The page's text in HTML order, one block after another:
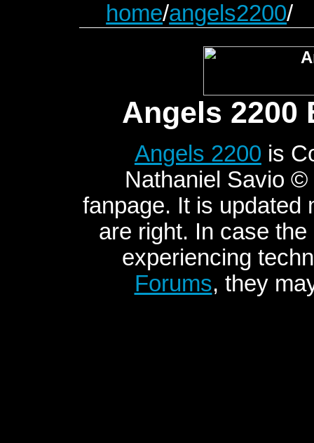
home/angels2200/
Angels 2200
Angels 2200 is
Nathaniel Savio
fanpage. It is updated
are right. In case
experiencing
Forums, they